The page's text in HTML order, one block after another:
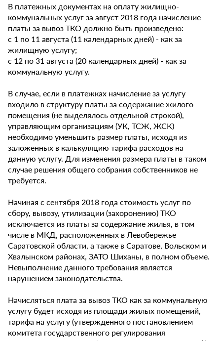
В платежных документах на оплату жилищно-
коммунальных услуг за август 2018 года начисление
платы за вывоз ТКО должно быть произведено:
с 1 по 11 августа (11 календарных дней) - как за
жилищную услугу;
с 12 по 31 августа (20 календарных дней) - как за
коммунальную услугу.
В случае, если в платежках начисление за услугу
входило в структуру платы за содержание жилого
помещения (не выделялось отдельной строкой),
управляющим организациям (УК, ТСЖ, ЖСК)
необходимо уменьшить размер платы, исходя из
заложенных в калькуляцию тарифа расходов на
данную услугу. Для изменения размера платы в таком
случае решения общего собрания собственников не
требуется.
Начиная с сентября 2018 года стоимость услуг по
сбору, вывозу, утилизации (захоронению) ТКО
исключается из платы за содержание жилья, в том
числе в МКД, расположенных в Левобережье
Саратовской области, а также в Саратове, Вольском и
Хвалынском районах, ЗАТО Шиханы, в полном объеме.
Невыполнение данного требования является
нарушением законодательства.
Начисляться плата за вывоз ТКО как за коммунальную
услугу будет исходя из площади жилых помещений,
тарифа на услугу (утвержденного постановлением
комитета государственного регулирования